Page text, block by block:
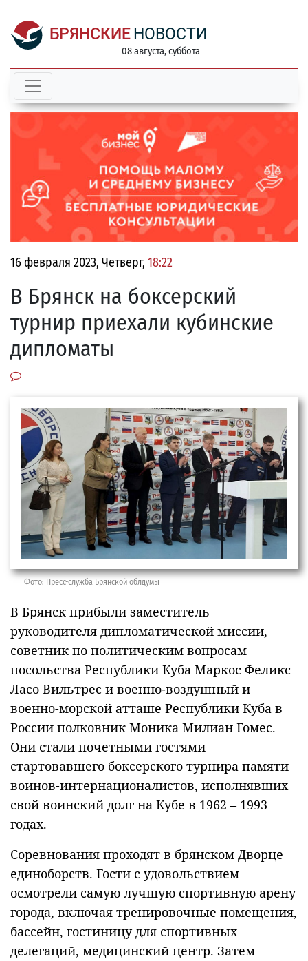
БРЯНСКИЕ НОВОСТИ
08 августа, суббота
16 февраля 2023, Четверг, 18:22
В Брянск на боксерский
турнир приехали кубинские
дипломаты
Фото: Пресс-служба Брянской облдумы
В Брянск прибыли заместитель
руководителя дипломатической миссии,
советник по политическим вопросам
посольства Республики Куба Маркос Феликс
Ласо Вильтрес и военно-воздушный и
военно-морской атташе Республики Куба в
России полковник Моника Милиан Гомес.
Они стали почетными гостями
стартовавшего боксерского турнира памяти
воинов-интернационалистов, исполнявших
свой воинский долг на Кубе в 1962 – 1993
годах.
Соревнования проходят в брянском Дворце
единоборств. Гости с удовольствием
осмотрели самую лучшую спортивную арену
города, включая тренировочные помещения,
бассейн, гостиницу для спортивных
делегаций, медицинский центр. Затем